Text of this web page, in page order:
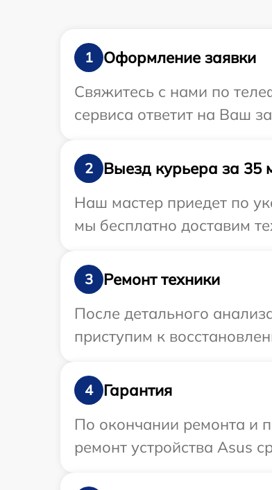
1
Оформление заявки
Свяжитесь с нами по
сервиса ответит на Ваш
2
Выезд курьера за 35
Наш мастер приедет по
мы бесплатно доставим
3
Ремонт техники
После детального
приступим к
4
Гарантия
По окончании ремонта и
ремонт устройства Asus